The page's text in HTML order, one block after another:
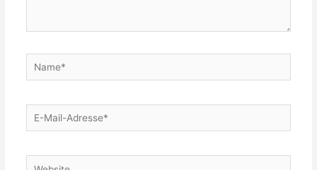
Name*
E-
Mail-
Website